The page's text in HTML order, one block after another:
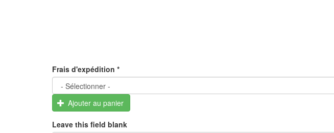
Frais d'expédition *
Ajouter au panier
Leave this field blank